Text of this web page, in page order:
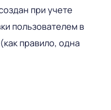
при учете
пользователем в
правило, одна